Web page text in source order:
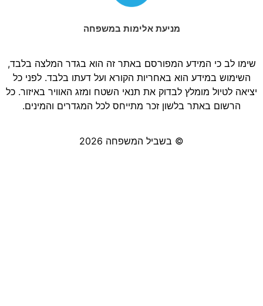
שימו לב כי המידע המפורסם באתר זה הוא בגדר המלצה בלבד,
הרשום באתר בלשון זכר מתייחס לכל המגדרים והמינים.
© בשביל המשפחה 2026